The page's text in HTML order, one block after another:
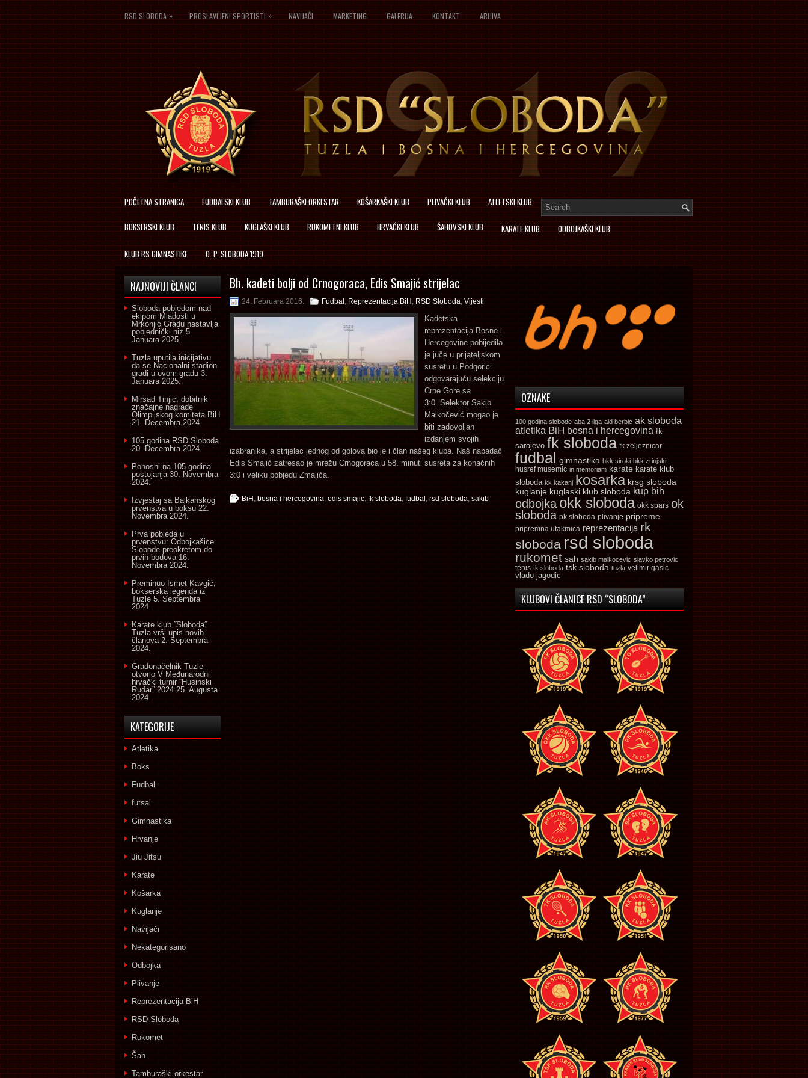
RSD SLOBODA » PROSLAVLJENI SPORTISTI » NAVIJAČI MARKETING GALERIJA KONTAKT ARHIVA
POČETNA STRANICA FUDBALSKI KLUB TAMBURAŠKI ORKESTAR KOŠARKAŠKI KLUB PLIVAČKI KLUB ATLETSKI KLUB
BOKSERSKI KLUB TENIS KLUB KUGLAŠKI KLUB RUKOMETNI KLUB HRVAČKI KLUB ŠAHOVSKI KLUB KARATE KLUB ODBOJKAŠKI KLUB
KLUB RS GIMNASTIKE O. P. SLOBODA 1919
Bh. kadeti bolji od Crnogoraca, Edis Smajić strijelac
24. Februara 2016. Fudbal , Reprezentacija BiH , RSD Sloboda, Vijesti
Kadetska
reprezentacija Bosne i
Hercegovine pobijedila
je juče u prijateljskom
susretu u Podgorici
odgovarajuću selekciju
Crne Gore sa
3:0. Selektor Sakib
Malkočević mogao je
biti zadovoljan
izdanjem svojih
izabranika, a strijelac jednog od golova bio je i član našeg kluba. Naš napadač
Edis Smajić zatresao je mrežu Crnogoraca u 58. minuti susreta za konačnih
3:0 i veliku pobjedu Zmajića.
BiH , bosna i hercegovina, edis smajic, fk sloboda, fudbal , rsd sloboda, sakib
NAJNOVIJI ČLANCI
Sloboda pobjedom nad
ekipom Mladosti u
Mrkonjić Gradu nastavlja
pobjednički niz 5.
Januara 2025.
Tuzla uputila inicijativu
da se Nacionalni stadion
gradi u ovom gradu 3.
Januara 2025.
Mirsad Tinjić, dobitnik
značajne nagrade
Olimpijskog komiteta BiH
21. Decembra 2024.
105 godina RSD Sloboda
20. Decembra 2024.
Ponosni na 105 godina
postojanja 30. Novembra
2024.
Izvjestaj sa Balkanskog
prvenstva u boksu 22.
Novembra 2024.
Prva pobjeda u
prvenstvu: Odbojkašice
Slobode preokretom do
prvih bodova 16.
Novembra 2024.
Preminuo Ismet Kavgić,
bokserska legenda iz
Tuzle 5. Septembra
2024.
Karate klub ˝Sloboda˝
Tuzla vrši upis novih
članova 2. Septembra
2024.
Gradonačelnik Tuzle
otvorio V Međunarodni
hrvački turnir “Husinski
Rudar” 2024 25. Augusta
2024.
KATEGORIJE
Atletika
Boks
Fudbal
futsal
Gimnastika
Hrvanje
Jiu Jitsu
Karate
Košarka
Kuglanje
Navijači
Nekategorisano
Odbojka
Plivanje
Reprezentacija BiH
RSD Sloboda
Rukomet
Šah
Tamburaški orkestar
OZNAKE
100 godina slobode aba 2 liga aid berbic ak sloboda
atletika BiH bosna i hercegovina fk
sarajevo fk sloboda fk zeljeznicar
fudbal gimnastika hkk siroki hkk zrinjski
husref musemic in memoriam karate karate klub
sloboda kk kakanj kosarka krsg sloboda
kuglanje kuglaski klub sloboda kup bih
odbojka okk sloboda okk spars ok
sloboda pk sloboda plivanje pripreme
pripremna utakmica reprezentacija rk
sloboda rsd sloboda
rukomet sah sakib malkocevic slavko petrovic
tenis tk sloboda tsk sloboda tuzla velimir gasic
vlado jagodic
KLUBOVI ČLANICE RSD “SLOBODA”